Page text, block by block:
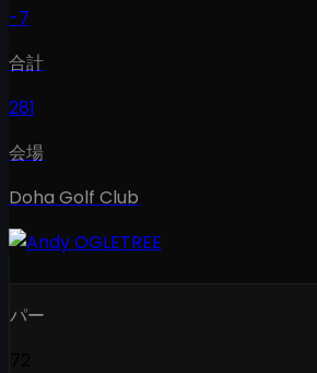
-7
合計
281
会場
Doha Golf Club
パー